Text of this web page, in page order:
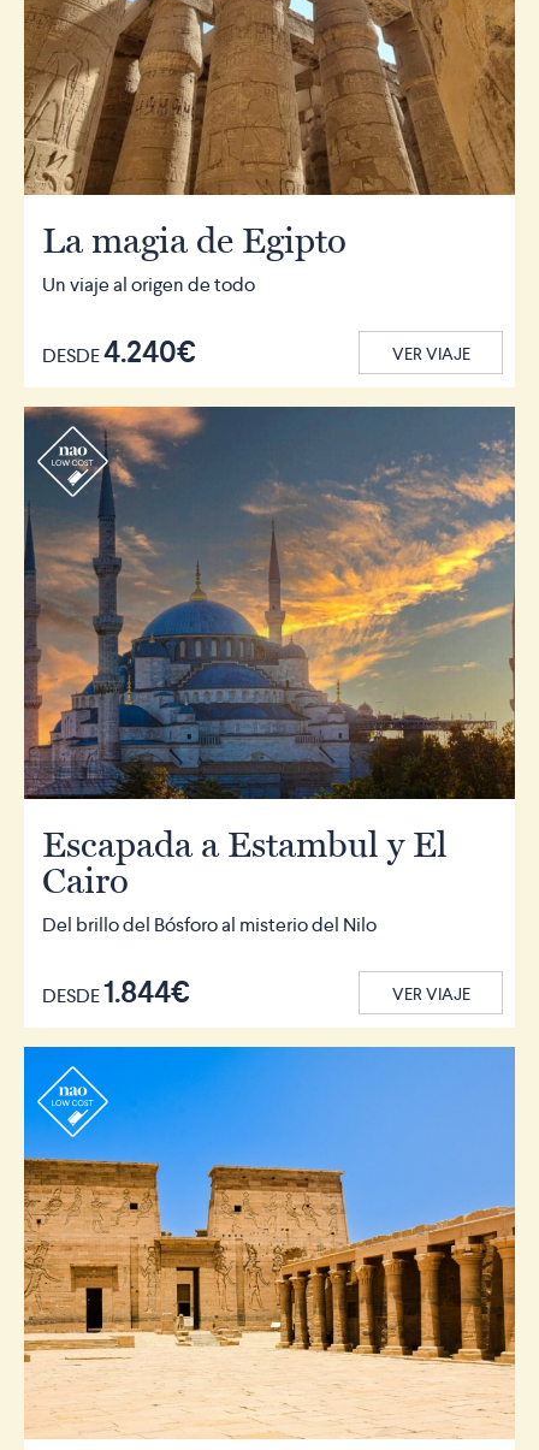
La magia de Egipto
Un viaje al origen de todo
DESDE4.240€ VER VIAJE
r
Escapada a Estambul y El
Cairo
Del brillo del Bósforo al misterio del Nilo
DESDE1.844€ VER VIAJE
r